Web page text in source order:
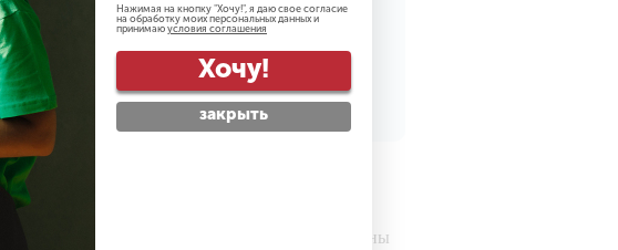
обработку персональных данных
Все наши сотрудники проверены
Нажимая на кнопку "Хочу!", я даю свое согласие
на обработку моих персональных данных и
принимаю условия соглашения
Хочу!
закрыть